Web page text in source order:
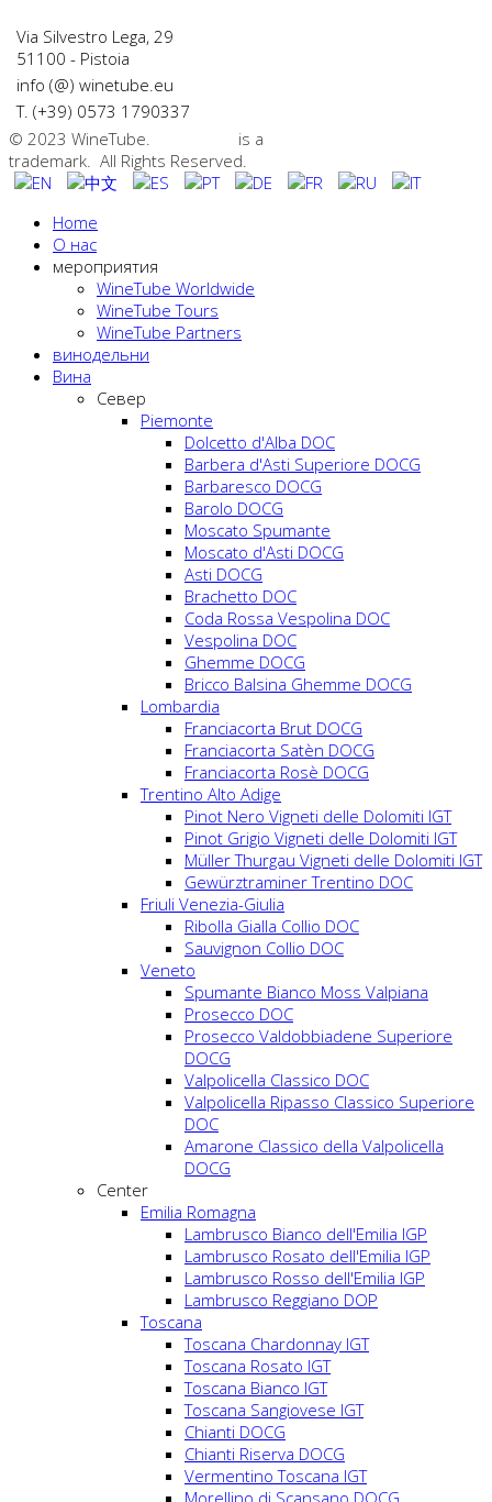
Via Silvestro Lega, 29
51100 - Pistoia
info (@) winetube.eu
T. (+39) 0573 1790337
© 2023 WineTube.
is a
trademark. All Rights Reserved.
Home
О нас
мероприятия
WineTube Worldwide
WineTube Tours
WineTube Partners
винодельни
Вина
Cевер
Piemonte
Dolcetto d'Alba DOC
Barbera d'Asti Superiore DOCG
Barbaresco DOCG
Barolo DOCG
Moscato Spumante
Moscato d'Asti DOCG
Asti DOCG
Brachetto DOC
Coda Rossa Vespolina DOC
Vespolina DOC
Ghemme DOCG
Bricco Balsina Ghemme DOCG
Lombardia
Franciacorta Brut DOCG
Franciacorta Satèn DOCG
Franciacorta Rosè DOCG
Trentino Alto Adige
Pinot Nero Vigneti delle Dolomiti IGT
Pinot Grigio Vigneti delle Dolomiti IGT
Müller Thurgau Vigneti delle Dolomiti IGT
Gewürztraminer Trentino DOC
Friuli Venezia-Giulia
Ribolla Gialla Collio DOC
Sauvignon Collio DOC
Veneto
Spumante Bianco Moss Valpiana
Prosecco DOC
Prosecco Valdobbiadene Superiore
DOCG
Valpolicella Classico DOC
Valpolicella Ripasso Classico Superiore
DOC
Amarone Classico della Valpolicella
DOCG
Center
Emilia Romagna
Lambrusco Bianco dell'Emilia IGP
Lambrusco Rosato dell'Emilia IGP
Lambrusco Rosso dell'Emilia IGP
Lambrusco Reggiano DOP
Toscana
Toscana Chardonnay IGT
Toscana Rosato IGT
Toscana Bianco IGT
Toscana Sangiovese IGT
Chianti DOCG
Chianti Riserva DOCG
Vermentino Toscana IGT